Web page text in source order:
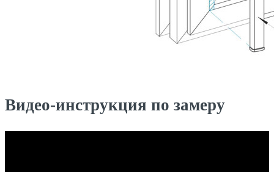
Видео-инструкция по замеру